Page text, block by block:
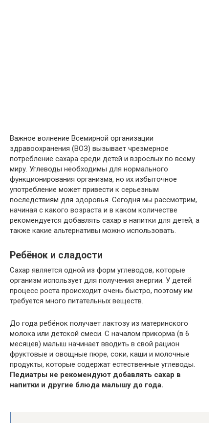
Важное волнение Всемирной организации
здравоохранения (ВОЗ) вызывает чрезмерное
потребление сахара среди детей и взрослых по всему
миру. Углеводы необходимы для нормального
функционирования организма, но их избыточное
употребление может привести к серьезным
последствиям для здоровья. Сегодня мы рассмотрим,
начиная с какого возраста и в каком количестве
рекомендуется добавлять сахар в напитки для детей, а
также какие альтернативы можно использовать.
Ребёнок и сладости
Сахар является одной из форм углеводов, которые
организм использует для получения энергии. У детей
процесс роста происходит очень быстро, поэтому им
требуется много питательных веществ.
До года ребёнок получает лактозу из материнского
молока или детской смеси. С началом прикорма (в 6
месяцев) малыш начинает вводить в свой рацион
фруктовые и овощные пюре, соки, каши и молочные
продукты, которые содержат естественные углеводы.
Педиатры не рекомендуют добавлять сахар в
напитки и другие блюда малышу до года.